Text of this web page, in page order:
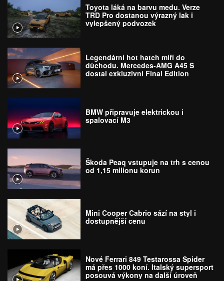
Toyota láká na barvu medu. Verze
TRD Pro dostanou výrazný lak i
vylepšený podvozek
Legendární hot hatch míří do
důchodu. Mercedes-AMG A45 S
dostal exkluzivní Final Edition
BMW připravuje elektrickou i
spalovací M3
Škoda Peaq vstupuje na trh s cenou
od 1,15 milionu korun
Mini Cooper Cabrio sází na styl i
dostupnější cenu
Nové Ferrari 849 Testarossa Spider
má přes 1000 koní. Italský supersport
posouvá výkony na další úroveň